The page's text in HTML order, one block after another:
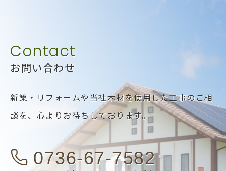
お問い合わせ
新築・リフォームや当社木材を使用した工事のご相
談を、 心よりお待ちしております。
0736-67-7582